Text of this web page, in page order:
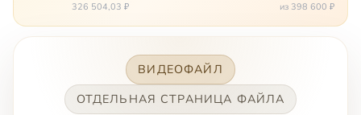
просто выходить из дома, но и продолжать лечение в
326 504,03 ₽ из 398 600 ₽
ВИДЕОФАЙЛ
ОТДЕЛЬНАЯ СТРАНИЦА ФАЙЛА